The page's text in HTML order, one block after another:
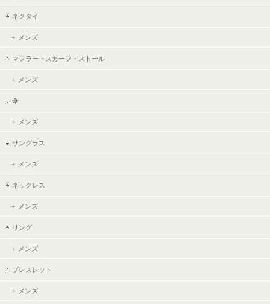
ネクタイ
メンズ
マフラー・スカーフ・ストール
メンズ
傘
メンズ
サングラス
メンズ
ネックレス
メンズ
リング
メンズ
ブレスレット
メンズ